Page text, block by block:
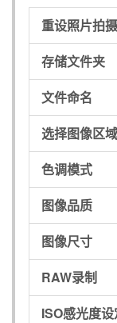
重设照片拍
存储文件夹
文件命名
选择图像区域
色调模式
图像品质
图像尺寸
RAW录制
ISO感光度